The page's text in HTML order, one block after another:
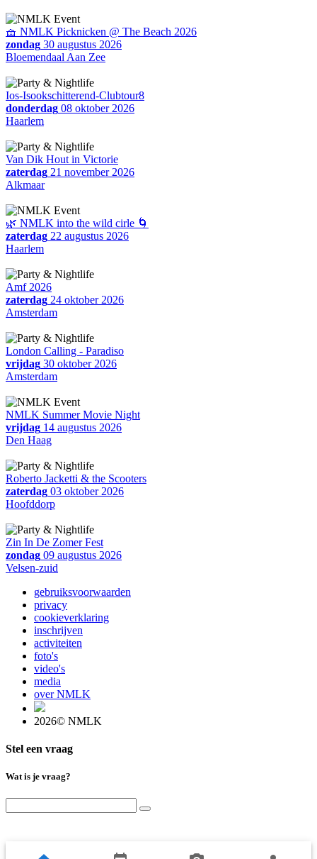
🧺 NMLK Picknicken @ The Beach 2026
zondag 30 augustus 2026
Bloemendaal Aan Zee
Ios-Isookschitterend-Clubtour8
donderdag 08 oktober 2026
Haarlem
Van Dik Hout in Victorie
zaterdag 21 november 2026
Alkmaar
🌿 NMLK into the wild cirle 🌀
zaterdag 22 augustus 2026
Haarlem
Amf 2026
zaterdag 24 oktober 2026
Amsterdam
London Calling - Paradiso
vrijdag 30 oktober 2026
Amsterdam
NMLK Summer Movie Night
vrijdag 14 augustus 2026
Den Haag
Roberto Jacketti & the Scooters
zaterdag 03 oktober 2026
Hoofddorp
Zin In De Zomer Fest
zondag 09 augustus 2026
Velsen-zuid
gebruiksvoorwaarden
privacy
cookieverklaring
inschrijven
activiteiten
foto's
video's
media
over NMLK
2026© NMLK
Stel een vraag
Wat is je vraag?